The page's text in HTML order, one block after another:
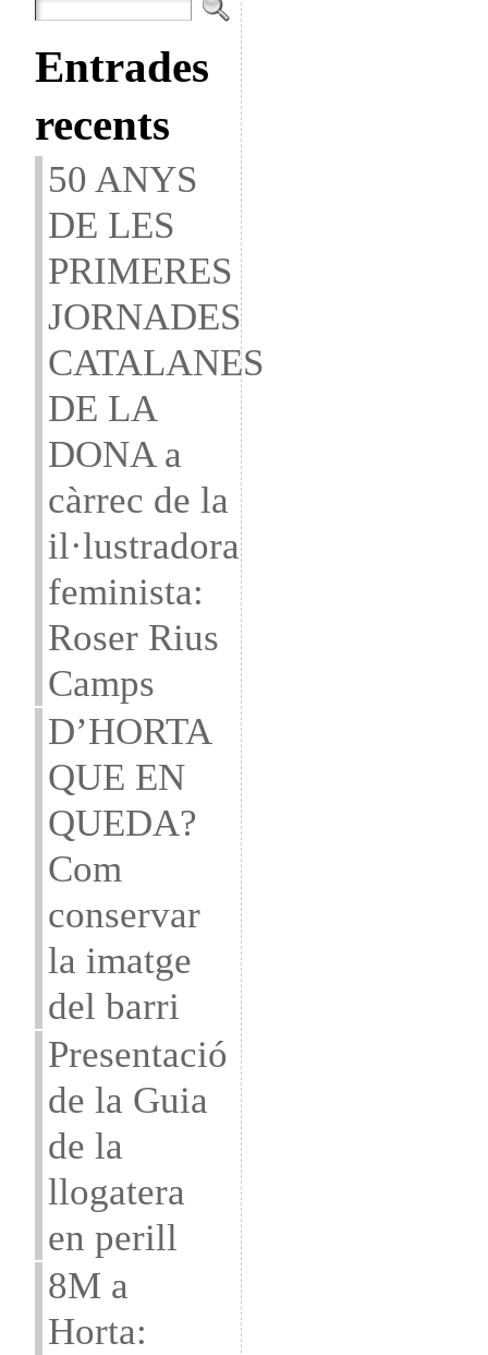
Entrades
recents
50 ANYS
DE LES
PRIMERES
JORNADES
CATALANES
DE LA
DONA a
càrrec de la
il·lustradora
feminista:
Roser Rius
Camps
D’HORTA
QUE EN
QUEDA?
Com
conservar
la imatge
del barri
Presentació
de la Guia
de la
llogatera
en perill
8M a
Horta: